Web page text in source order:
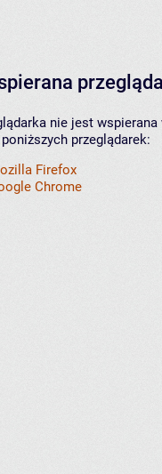
nie jest
przeglądarek:
Firefox
Chrome